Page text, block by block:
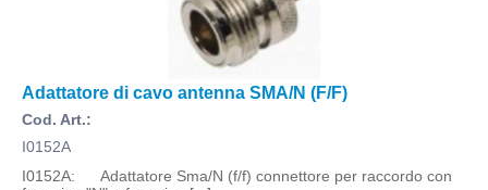
Adattatore di cavo antenna SMA/N (F/F)
Cod. Art.:
I0152A
I0152A: Adattatore Sma/N (f/f) connettore per raccordo con